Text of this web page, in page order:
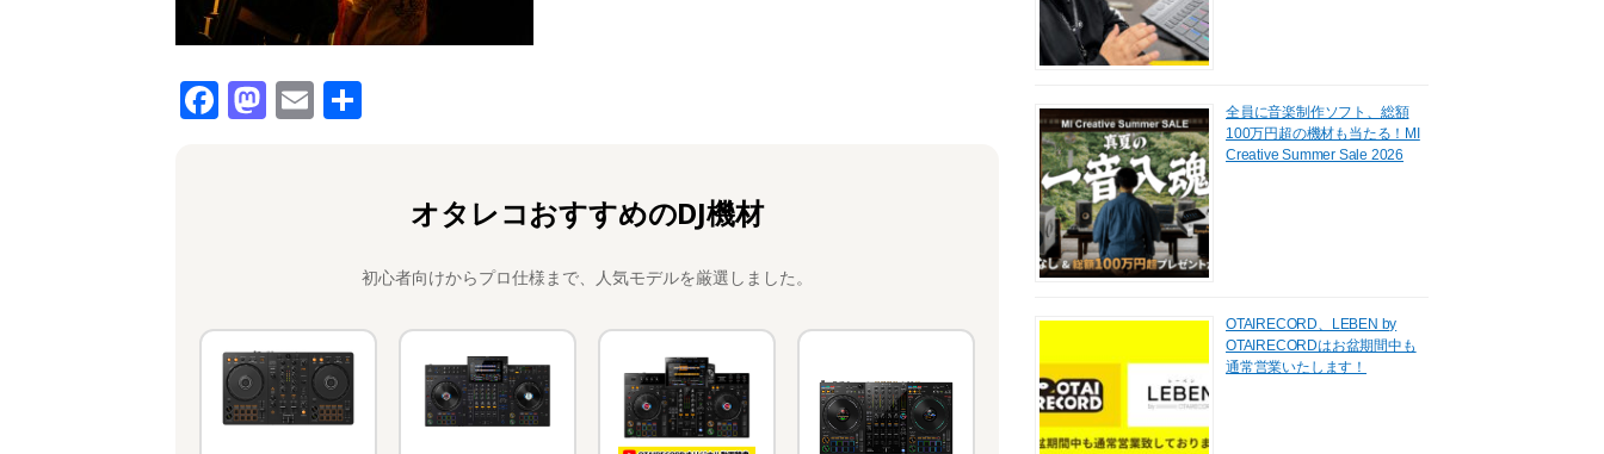
F
o
k
M
n
E
オタレコおすすめのDJ機材
初心者向けからプロ仕様まで、人気モデルを厳選しました。
全員に音楽制作ソフト、総額
100万円超の機材も当たる！MI
Creative Summer Sale 2026
OTAIRECORD、LEBEN by
OTAIRECORDはお盆期間中も
通常営業いたします！